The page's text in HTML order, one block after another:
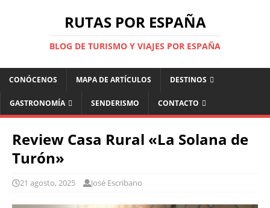
RUTAS POR ESPAÑA
BLOG DE TURISMO Y VIAJES POR ESPAÑA
CONÓCENOS MAPA DE ARTÍCULOS DESTINOS
GASTRONOMÍA SENDERISMO CONTACTO
Review Casa Rural «La Solana de
Turón»
21 agosto, 2025 José Escribano